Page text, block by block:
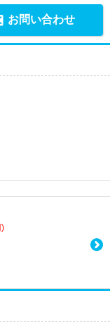
お問い合わせ
)